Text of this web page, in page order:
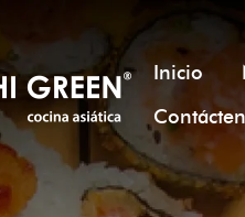
Inicio